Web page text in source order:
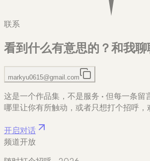
联系
看到什么有意思的？和我聊
markyu0615@gmail.com
这是一个作品集，不是服务 · 但每一条留
哪里让你有所触动，或者只想打个招呼，
开启对话
频道开放